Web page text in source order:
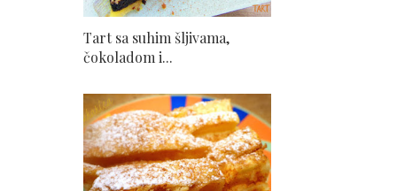
Tart sa suhim šljivama,
čokoladom i...